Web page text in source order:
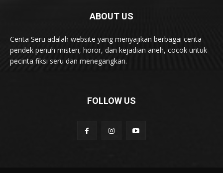
ABOUT US
Cerita Seru adalah website yang menyajikan berbagai cerita
pendek penuh misteri, horor, dan kejadian aneh, cocok untuk
pecinta fiksi seru dan menegangkan.
FOLLOW US